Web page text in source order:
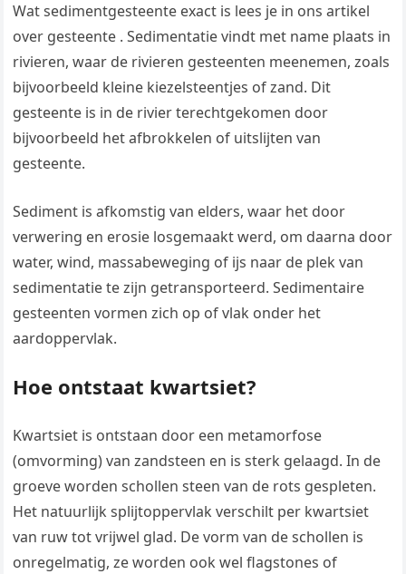
Wat sedimentgesteente exact is lees je in ons artikel
over gesteente . Sedimentatie vindt met name plaats in
rivieren, waar de rivieren gesteenten meenemen, zoals
bijvoorbeeld kleine kiezelsteentjes of zand. Dit
gesteente is in de rivier terechtgekomen door
bijvoorbeeld het afbrokkelen of uitslijten van
gesteente.
Sediment is afkomstig van elders, waar het door
verwering en erosie losgemaakt werd, om daarna door
water, wind, massabeweging of ijs naar de plek van
sedimentatie te zijn getransporteerd. Sedimentaire
gesteenten vormen zich op of vlak onder het
aardoppervlak.
Hoe ontstaat kwartsiet?
Kwartsiet is ontstaan door een metamorfose
(omvorming) van zandsteen en is sterk gelaagd. In de
groeve worden schollen steen van de rots gespleten.
Het natuurlijk splijtoppervlak verschilt per kwartsiet
van ruw tot vrijwel glad. De vorm van de schollen is
onregelmatig, ze worden ook wel flagstones of